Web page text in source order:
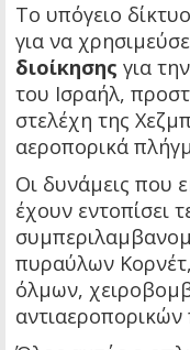
Το υπόγειο
για να
διοίκησης για
του Ισραήλ,
στελέχη της
αεροπορικά
Οι δυνάμεις που
έχουν εντοπίσει
πυραύλων
όλμων,